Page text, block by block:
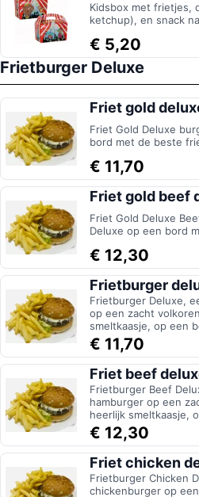
Kidsbox met frietjes,
ketchup), en snack
€ 5,20
Frietburger Deluxe
Friet gold
Friet Gold Deluxe
bord met de beste
€ 11,70
Friet gold beef
Friet Gold Deluxe
Deluxe op een bord
€ 12,30
Frietburger
Frietburger Deluxe,
op een zacht
smeltkaasje, op een
volledig
€ 11,70
Friet beef
Frietburger Beef
hamburger op een
heerlijk smeltkaasje,
frietjes, volledig
€ 12,30
Friet chicken
Frietburger Chicken
chickenburger op